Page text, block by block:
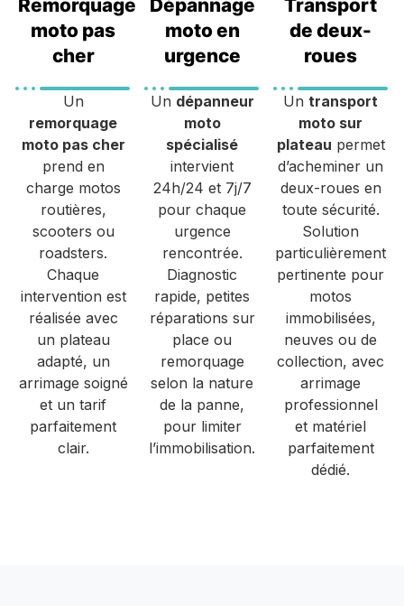
Remorquage
moto pas
cher
Un
remorquage
moto pas cher
prend en
charge motos
routières,
scooters ou
roadsters.
Chaque
intervention est
réalisée avec
un plateau
adapté, un
arrimage soigné
et un tarif
parfaitement
clair.
Dépannage
moto en
urgence
Un dépanneur
moto
spécialisé
intervient
24h/24 et 7j/7
pour chaque
urgence
rencontrée.
Diagnostic
rapide, petites
réparations sur
place ou
remorquage
selon la nature
de la panne,
pour limiter
l’immobilisation.
Transport
de deux-
roues
Untransport
moto sur
plateau permet
d’acheminer un
deux-roues en
toute sécurité.
Solution
particulièrement
pertinente pour
motos
immobilisées,
neuves ou de
collection, avec
arrimage
professionnel
et matériel
parfaitement
dédié.